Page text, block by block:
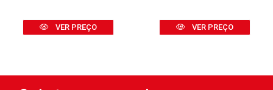
VER PREÇO VER PREÇO